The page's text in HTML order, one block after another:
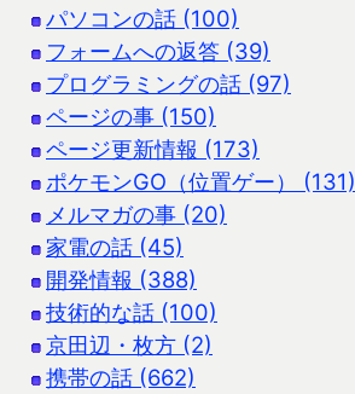
パソコンの話 (100)
フォームへの返答 (39)
プログラミングの話 (97)
ページの事 (150)
ページ更新情報 (173)
ポケモンGO（位置ゲー） (131)
メルマガの事 (20)
家電の話 (45)
開発情報 (388)
技術的な話 (100)
京田辺・枚方 (2)
携帯の話 (662)